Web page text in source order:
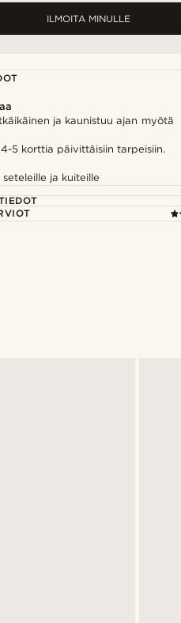
ILMOITA MINULLE
ja kaunistuu ajan myötä
5 korttia päivittäisiin tarpeisiin.
seteleille ja kuiteille